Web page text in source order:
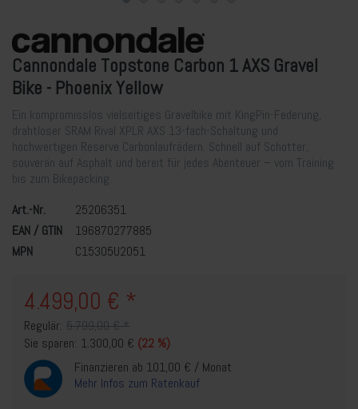
Cannondale Topstone Carbon 1 AXS Gravel
Bike - Phoenix Yellow
Ein kompromisslos vielseitiges Gravelbike mit KingPin-Federung,
drahtloser SRAM Rival XPLR AXS 13-fach-Schaltung und
hochwertigen Reserve Carbonlaufrädern. Schnell auf Schotter,
souverän auf Asphalt und bereit für jedes Abenteuer – vom Training
bis zum Bikepacking.
Art.-Nr.
25206351
EAN / GTIN
196870277885
MPN
C15305U2051
4.499,00 € *
Regulär: 5.799,00 € *
Sie sparen: 1.300,00 € (22 %)
Finanzieren ab 101,00 € / Monat
Mehr Infos zum Ratenkauf